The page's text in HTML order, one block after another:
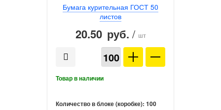
Бумага курительная ГОСТ 50
листов
20.50 руб. / шт
Количество в блоке (коробке): 100